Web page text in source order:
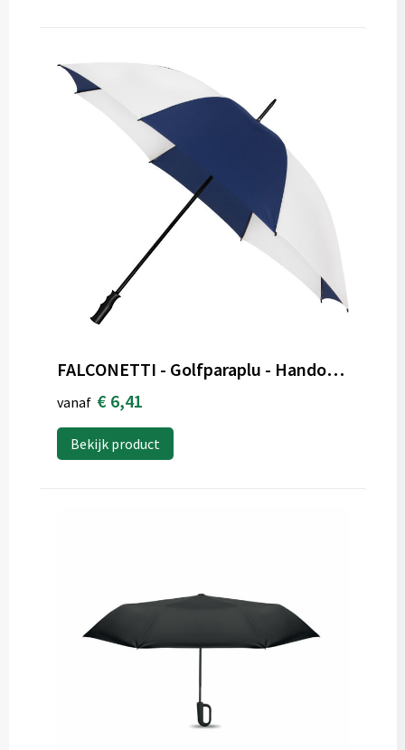
FALCONETTI - Golfparaplu - Handopening - Windproof - 125 cm
vanaf € 6,41
Bekijk product